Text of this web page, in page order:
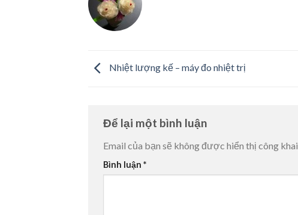
Nhiệt lượng kế – máy đo nhiệt trị
Để lại một bình luận
Email của bạn sẽ không được hiển thị công khai.
Bình luận *